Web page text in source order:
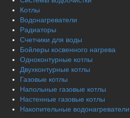
Котлы
Водонагреватели
Радиаторы
Cчетчики для воды
Бойлеры косвенного нагрева
Одноконтурные котлы
Двухконтурные котлы
Газовые котлы
Напольные газовые котлы
Настенные газовые котлы
Накопительные водонагреватели